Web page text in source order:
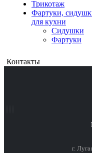
Трикотаж
Фартуки,
для кухни
Сидушки
Фартуки
Контакты
г.